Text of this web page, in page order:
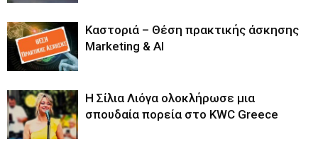
Καστοριά – Θέση πρακτικής άσκησης
Marketing & AI
Η Σίλια Λιόγα ολοκλήρωσε μια
σπουδαία πορεία στο KWC Greece